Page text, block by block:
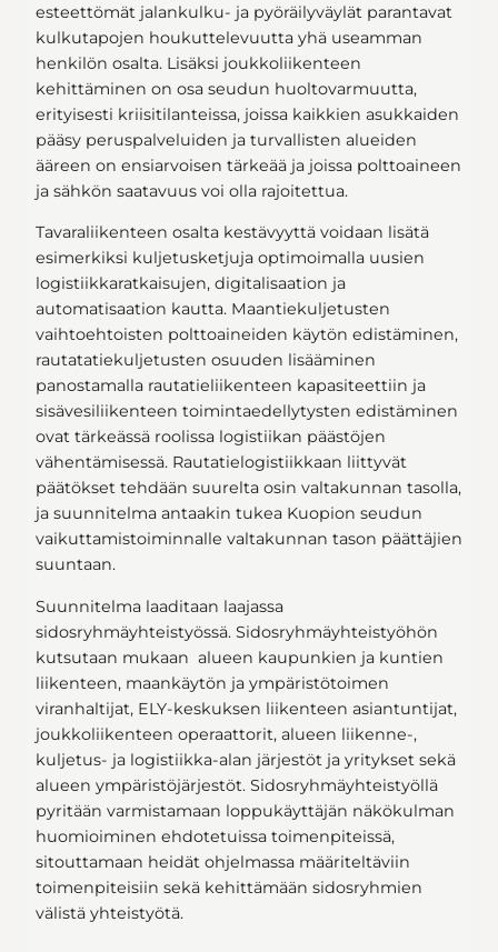
esteettömät jalankulku- ja pyöräilyväylät parantavat
kulkutapojen houkuttelevuutta yhä useamman
henkilön osalta. Lisäksi joukkoliikenteen
kehittäminen on osa seudun huoltovarmuutta,
erityisesti kriisitilanteissa, joissa kaikkien asukkaiden
pääsy peruspalveluiden ja turvallisten alueiden
ääreen on ensiarvoisen tärkeää ja joissa polttoaineen
ja sähkön saatavuus voi olla rajoitettua.
Tavaraliikenteen osalta kestävyyttä voidaan lisätä
esimerkiksi kuljetusketjuja optimoimalla uusien
logistiikkaratkaisujen, digitalisaation ja
automatisaation kautta. Maantiekuljetusten
vaihtoehtoisten polttoaineiden käytön edistäminen,
rautatatiekuljetusten osuuden lisääminen
panostamalla rautatieliikenteen kapasiteettiin ja
sisävesiliikenteen toimintaedellytysten edistäminen
ovat tärkeässä roolissa logistiikan päästöjen
vähentämisessä. Rautatielogistiikkaan liittyvät
päätökset tehdään suurelta osin valtakunnan tasolla,
ja suunnitelma antaakin tukea Kuopion seudun
vaikuttamistoiminnalle valtakunnan tason päättäjien
suuntaan.
Suunnitelma laaditaan laajassa
sidosryhmäyhteistyössä. Sidosryhmäyhteistyöhön
kutsutaan mukaan alueen kaupunkien ja kuntien
liikenteen, maankäytön ja ympäristötoimen
viranhaltijat, ELY-keskuksen liikenteen asiantuntijat,
joukkoliikenteen operaattorit, alueen liikenne-,
kuljetus- ja logistiikka-alan järjestöt ja yritykset sekä
alueen ympäristöjärjestöt. Sidosryhmäyhteistyöllä
pyritään varmistamaan loppukäyttäjän näkökulman
huomioiminen ehdotetuissa toimenpiteissä,
sitouttamaan heidät ohjelmassa määriteltäviin
toimenpiteisiin sekä kehittämään sidosryhmien
välistä yhteistyötä.